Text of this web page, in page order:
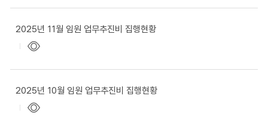
2025년 11월 임원 업무추진비 집행현황
2025년 10월 임원 업무추진비 집행현황